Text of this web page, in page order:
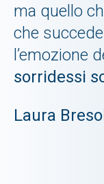
ma quello
che
l’emozione
sorridessi
Laura